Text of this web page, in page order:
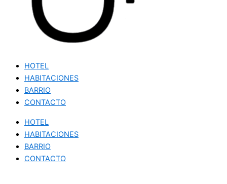
HOTEL
HABITACIONES
BARRIO
CONTACTO
HOTEL
HABITACIONES
BARRIO
CONTACTO